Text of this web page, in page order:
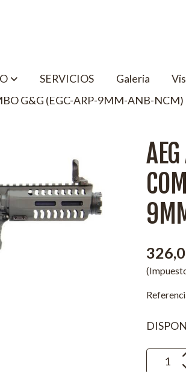
SERVICIOS Galeria
G&G (EGC-ARP-9MM-ANB-NCM)